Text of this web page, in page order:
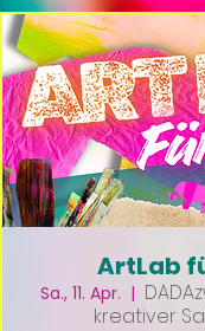
ArtLab
Sa., 11. Apr.
  |
kreativer